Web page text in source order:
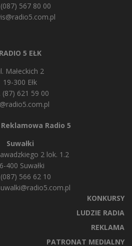
567 80 00
RADIO 5 EŁK
Małeckich 2
19-300 Ełk
(87) 621 59 00
Radio 5
Suwałki
2 lok. 1.2
400 Suwałki
566 62 10
KONKURSY
LUDZIE RADIA
REKLAMA
PATRONAT MEDIALNY